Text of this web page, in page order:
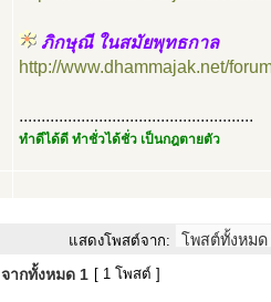
ภิกษุณี ในสมัยพุทธกาล
http://www.dhammajak.net/
.....................................................
ทำดีได้ดี ทำชั่วได้ชั่ว เป็นกฎตายตัว
แสดงโพสต์จาก:
จากทั้งหมด 1 [ 1 โพสต์ ]